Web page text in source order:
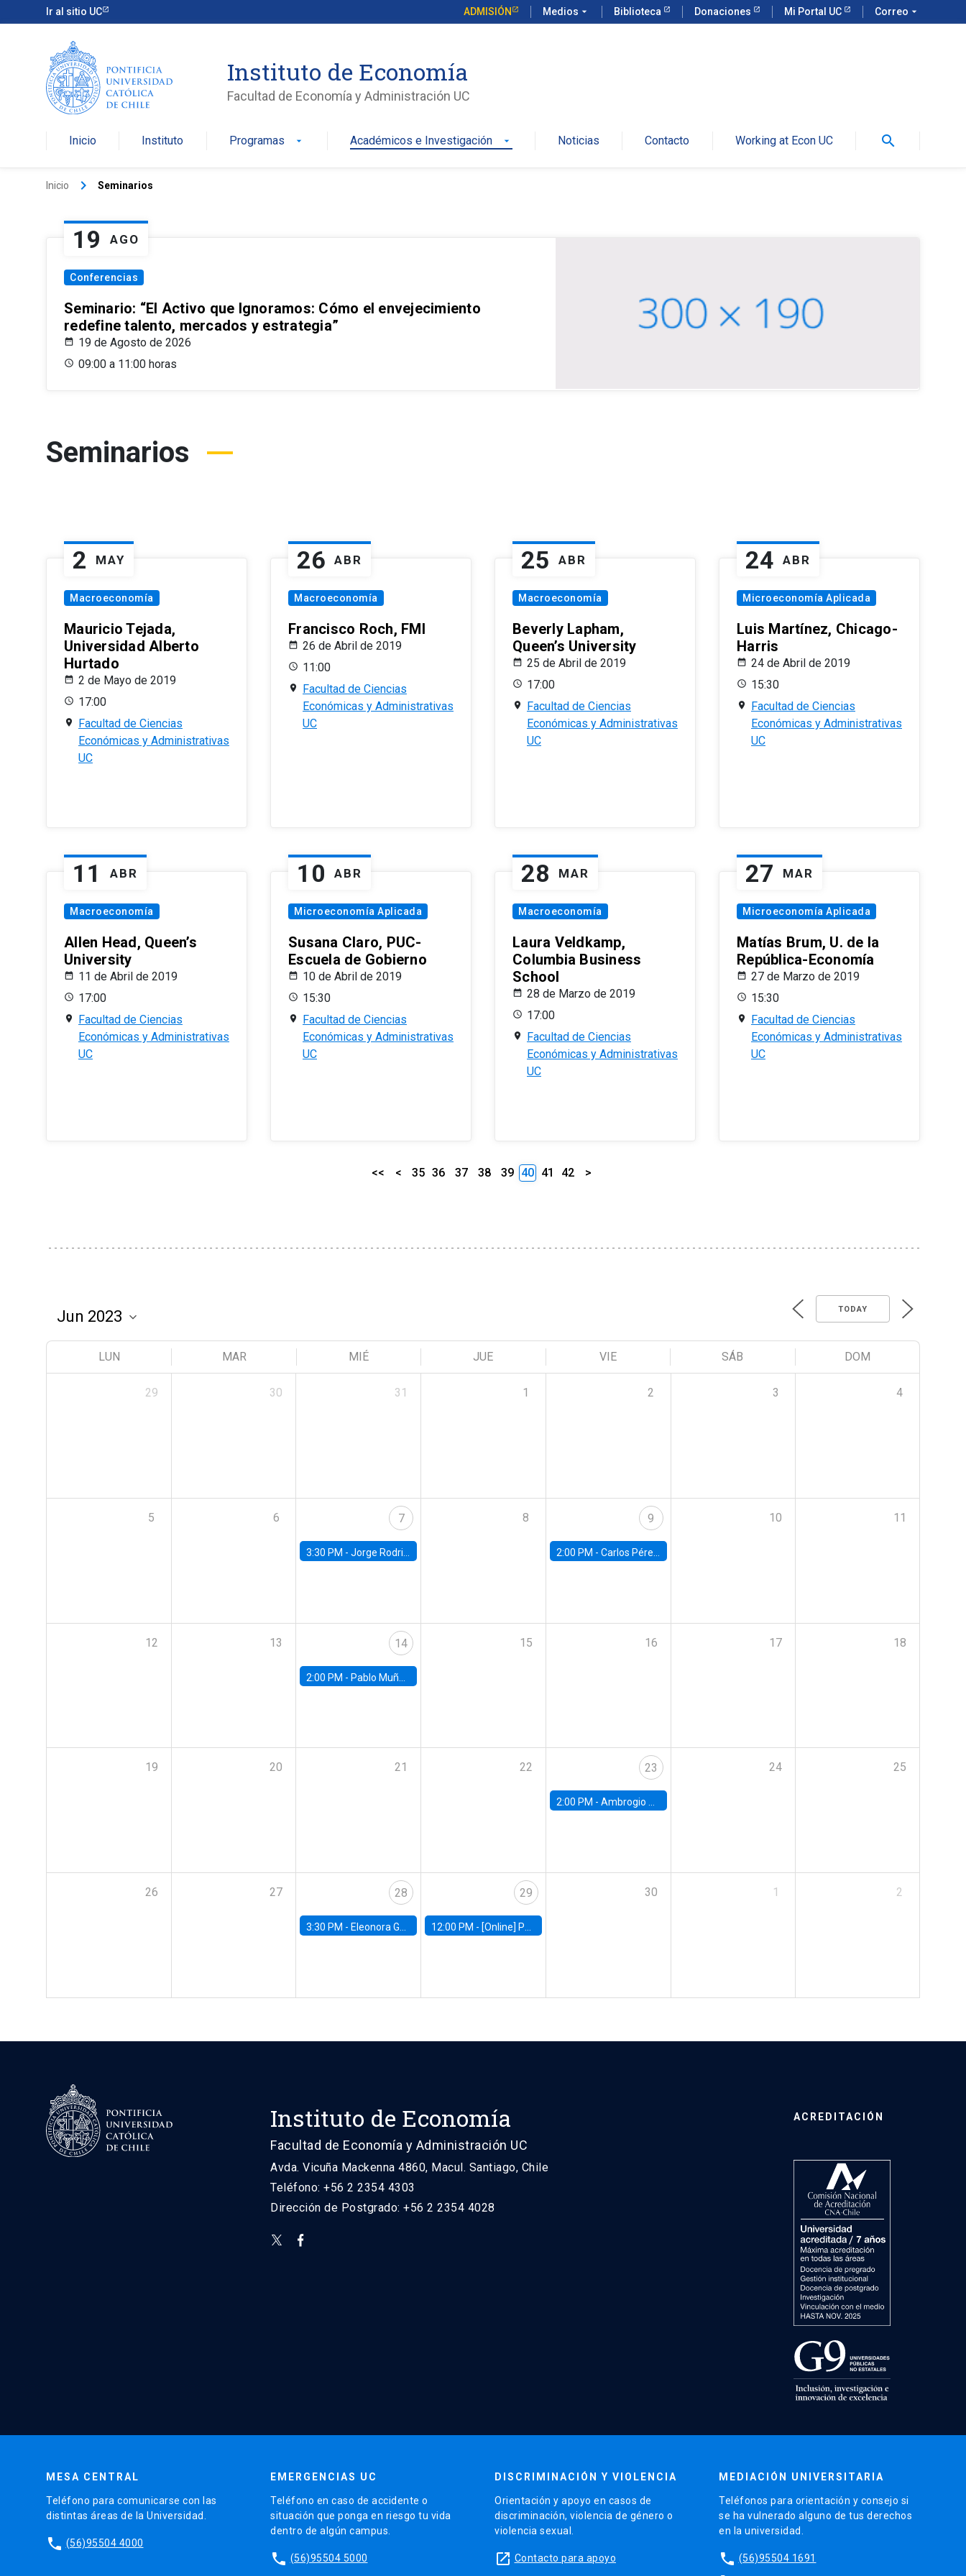
Ir al sitio UC ADMISIÓN Medios arrow_drop_down Biblioteca Donaciones Mi Portal UC Correo arrow_drop_down
Instituto de Economía
Facultad de Economía y Administración UC
Inicio Instituto Programas arrow_drop_down Académicos e Investigación arrow_drop_down Noticias Contacto Working at Econ UC search
Inicio keyboard_arrow_right Seminarios
19 AGO
Conferencias
Seminario: “El Activo que Ignoramos: Cómo el envejecimiento
redefine talento, mercados y estrategia”
19 de Agosto de 2026
09:00 a 11:00 horas
Seminarios
2 MAY
Macroeconomía
Mauricio Tejada,
Universidad Alberto
Hurtado
2 de Mayo de 2019
17:00
Facultad de Ciencias
Económicas y Administrativas
UC
26 ABR
Macroeconomía
Francisco Roch, FMI
26 de Abril de 2019
11:00
Facultad de Ciencias
Económicas y Administrativas
UC
25 ABR
Macroeconomía
Beverly Lapham,
Queen’s University
25 de Abril de 2019
17:00
Facultad de Ciencias
Económicas y Administrativas
UC
24 ABR
Microeconomía Aplicada
Luis Martínez, Chicago-
Harris
24 de Abril de 2019
15:30
Facultad de Ciencias
Económicas y Administrativas
UC
11 ABR
Macroeconomía
Allen Head, Queen’s
University
11 de Abril de 2019
17:00
Facultad de Ciencias
Económicas y Administrativas
UC
10 ABR
Microeconomía Aplicada
Susana Claro, PUC-
Escuela de Gobierno
10 de Abril de 2019
15:30
Facultad de Ciencias
Económicas y Administrativas
UC
28 MAR
Macroeconomía
Laura Veldkamp,
Columbia Business
School
28 de Marzo de 2019
17:00
Facultad de Ciencias
Económicas y Administrativas
UC
27 MAR
Microeconomía Aplicada
Matías Brum, U. de la
República-Economía
27 de Marzo de 2019
15:30
Facultad de Ciencias
Económicas y Administrativas
UC
<< < 35 36 37 38 39 40 41 42 >
TODAY
LUN MAR MIÉ JUE VIE SÁB DOM
29 30 31 1 2 3 4
5 6 7
3:30 PM -Jorge Rodriguez, Universidad de Los Andes
8 9
2:00 PM - Carlos Pérez, Universidad Finis Terrae
10 11
12 13 14
2:00 PM - Pablo Muñoz, Universidad de Chile
15 16 17 18
19 20 21 22 23
2:00 PM - Ambrogio Cesa-Bianchi, Bank of England
24 25
26 27 28
3:30 PM - Eleonora Guarnieri, Exeter University
29
12:00 PM - [Online] Pablo Slutzky, University of Maryland
30 1 2
Instituto de Economía
Facultad de Economía y Administración UC
Avda. Vicuña Mackenna 4860, Macul. Santiago, Chile
Teléfono: +56 2 2354 4303
Dirección de Postgrado: +56 2 2354 4028
ACREDITACIÓN
MESA CENTRAL
Teléfono para comunicarse con las
distintas áreas de la Universidad.
phone (56)95504 4000
EMERGENCIAS UC
Teléfono en caso de accidente o
situación que ponga en riesgo tu vida
dentro de algún campus.
phone (56)95504 5000
DISCRIMINACIÓN Y VIOLENCIA
Orientación y apoyo en casos de
discriminación, violencia de género o
violencia sexual.
launch Contacto para apoyo
MEDIACIÓN UNIVERSITARIA
Teléfonos para orientación y consejo si
se ha vulnerado alguno de tus derechos
en la universidad.
phone (56)95504 1691